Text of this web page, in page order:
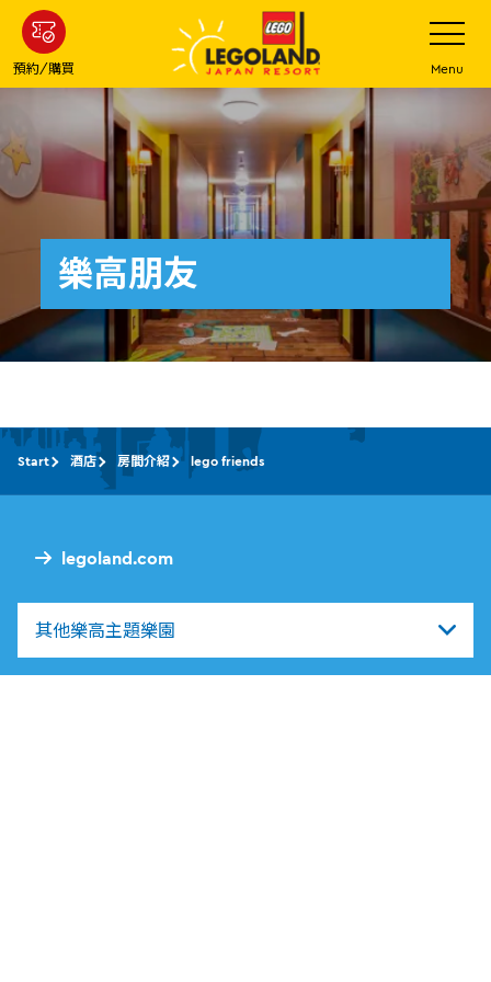
步
主
內
容
預約/購買
打
開
網
站
菜
單
Menu
樂高朋友
legoland.com
其他樂高主題樂園
Start 酒店 房間介紹 lego friends